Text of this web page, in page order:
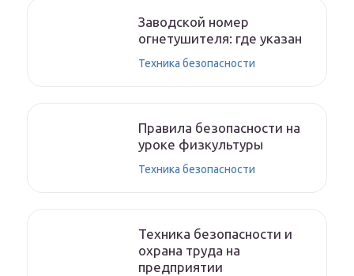
Заводской номер
огнетушителя: где указан
Техника безопасности
Правила безопасности на
уроке физкультуры
Техника безопасности
Техника безопасности и
охрана труда на
предприятии